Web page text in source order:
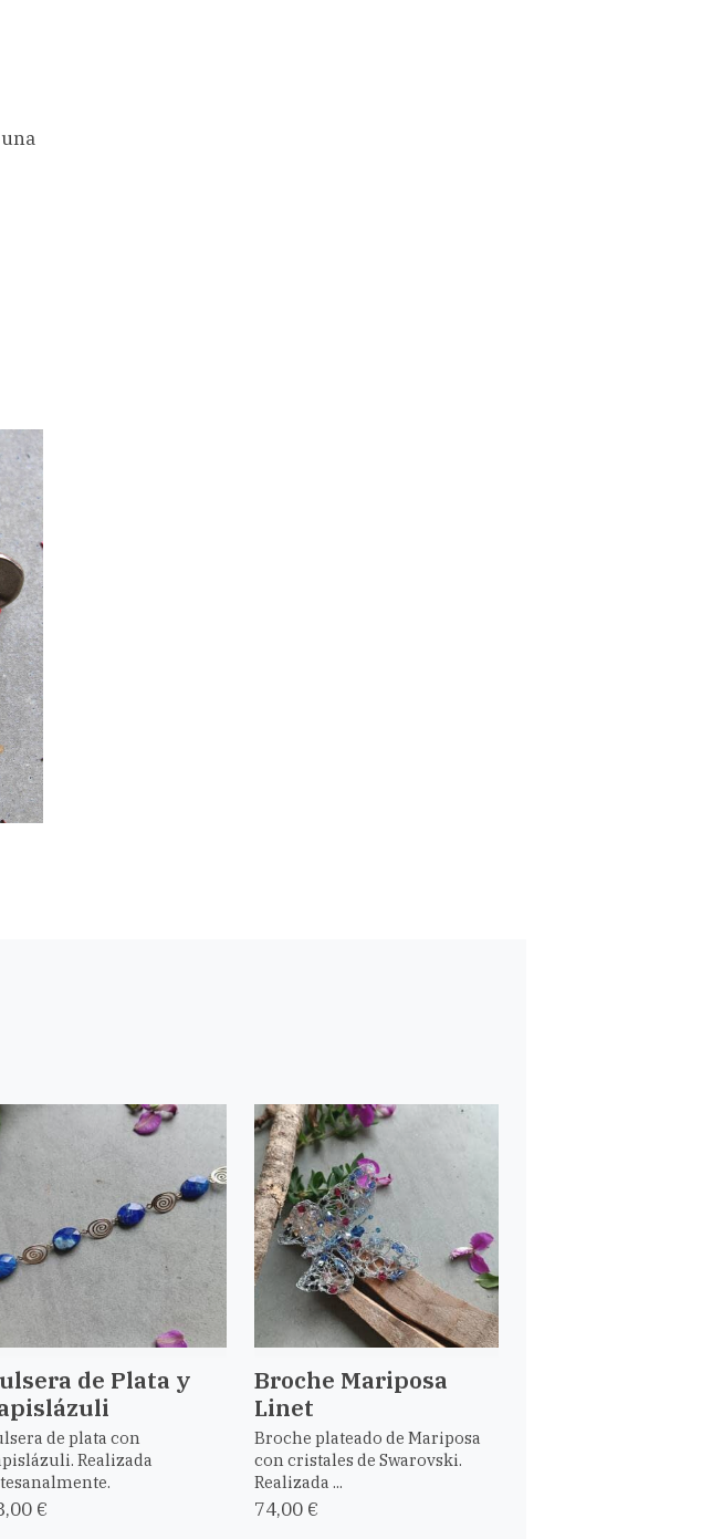
de Plata y
de plata con
Realizada
€
Broche Mariposa
Linet
Broche plateado de Mariposa
con cristales de Swarovski.
Realizada ...
74,00 €